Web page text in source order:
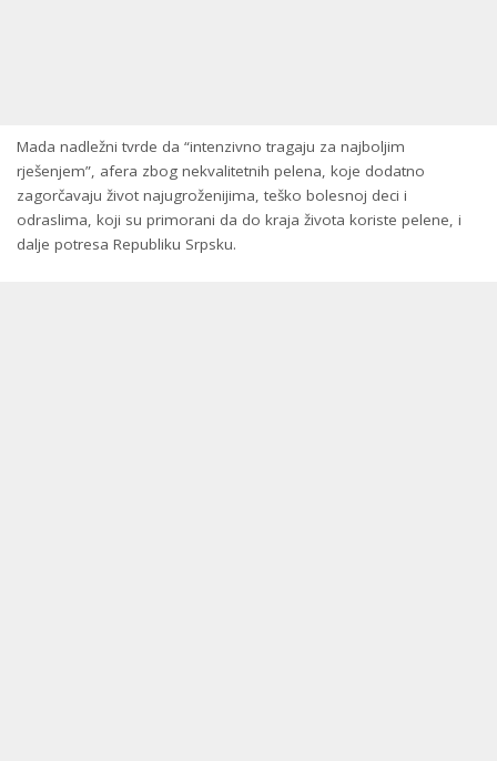
Mada nadležni tvrde da “intenzivno tragaju za najboljim
rješenjem”, afera zbog nekvalitetnih pelena, koje dodatno
zagorčavaju život najugroženijima, teško bolesnoj deci i
odraslima, koji su primorani da do kraja života koriste pelene, i
dalje potresa Republiku Srpsku.